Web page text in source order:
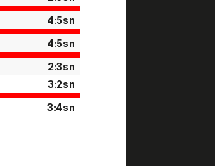
4:5sn
4:5sn
2:3sn
3:2sn
3:4sn